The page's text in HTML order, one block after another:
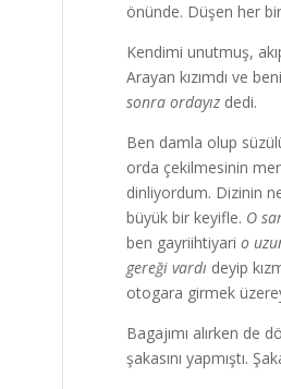
önünde. Düşen her
Kendimi unutmuş,
Arayan kızımdı ve
sonra ordayızdedi.
Ben damla olup
orda çekilmesinin
dinliyordum. Dizinin
büyük bir keyifle. O
ben gayriihtiyari o
gereği vardı deyip
otogara girmek
Bagajımı alırken de
şakasını yapmıştı.